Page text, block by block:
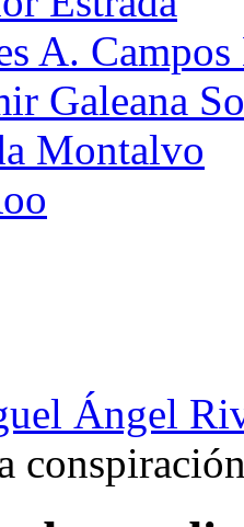
A.
Galeana
Montalvo
Ángel